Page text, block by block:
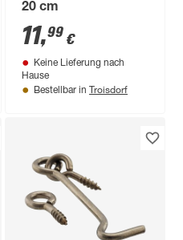
20 cm
11,99 €
Keine Lieferung nach
Hause
Bestellbar in Troisdorf